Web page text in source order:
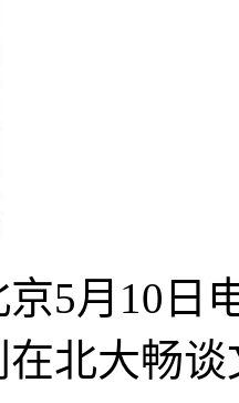
京5月10日
北大畅